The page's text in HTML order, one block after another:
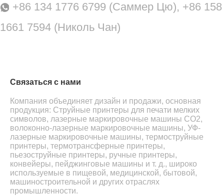
+86 134 1776 6799 (Саммер Цю), +86 158
1661 7594 (Николь Чан)
Связаться с нами
Компания объединяет дизайн и продажи, основная
продукция: Струйные принтеры для печати мелких
символов, лазерные маркировочные машины CO2,
волоконно-лазерные маркировочные машины, УФ-
лазерные маркировочные машины, термоструйные
принтеры, термотрансферные принтеры,
пьезоструйные принтеры, ручные принтеры,
конвейеры, пейджинговые машины и т. д., широко
используемые в пищевой, медицинской, бытовой,
машиностроительной и других отраслях
промышленности.